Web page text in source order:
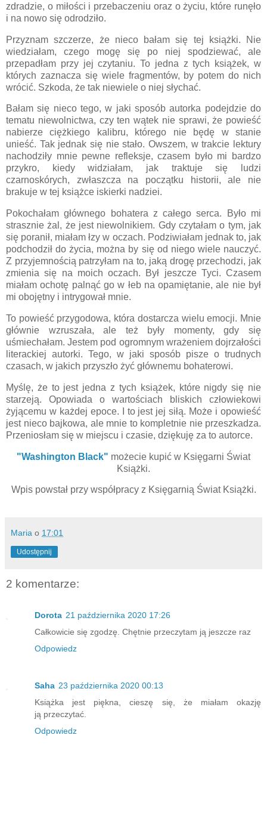
zdradzie, o miłości i przebaczeniu oraz o życiu, które runęło
i na nowo się odrodziło.
Przyznam szczerze, że nieco bałam się tej książki. Nie
wiedziałam, czego mogę się po niej spodziewać, ale
przepadłam przy jej czytaniu. To jedna z tych książek, w
których zaznacza się wiele fragmentów, by potem do nich
wrócić. Szkoda, że tak niewiele o niej słychać.
Bałam się nieco tego, w jaki sposób autorka podejdzie do
tematu niewolnictwa, czy ten wątek nie sprawi, że powieść
nabierze ciężkiego kalibru, którego nie będę w stanie
unieść. Tak jednak się nie stało. Owszem, w trakcie lektury
nachodziły mnie pewne refleksje, czasem było mi bardzo
przykro, kiedy widziałam, jak traktuje się ludzi
czarnoskórych, zwłaszcza na początku historii, ale nie
brakuje w tej książce iskierki nadziei.
Pokochałam głównego bohatera z całego serca. Było mi
strasznie żal, że jest niewolnikiem. Gdy czytałam o tym, jak
się poranił, miałam łzy w oczach. Podziwiałam jednak to, jak
podchodził do życia, można by się od niego wiele nauczyć.
Z przyjemnością patrzyłam na to, jaką drogę przechodzi, jak
zmienia się na moich oczach. Był jeszcze Tyci. Czasem
miałam ochotę palnąć go w łeb na opamiętanie, ale nie był
mi obojętny i intrygował mnie.
To powieść przygodowa, która dostarcza wielu emocji. Mnie
głównie wzruszała, ale też były momenty, gdy się
uśmiechałam. Jestem pod ogromnym wrażeniem dojrzałości
literackiej autorki. Tego, w jaki sposób pisze o trudnych
czasach, w jakich przyszło żyć głównemu bohaterowi.
Myślę, że to jest jedna z tych książek, które nigdy się nie
starzeją. Opowiada o wartościach bliskich człowiekowi
żyjącemu w każdej epoce. I to jest jej siłą. Może i opowieść
jest nieco bajkowa, ale mnie to kompletnie nie przeszkadza.
Przeniosłam się w miejscu i czasie, dziękuję za to autorce.
"Washington Black" możecie kupić w Księgarni Świat
Książki.
Wpis powstał przy współpracy z Księgarnią Świat Książki.
Maria o 17:01
Udostępnij
2 komentarze:
Dorota 21 października 2020 17:26
Całkowicie się zgodzę. Chętnie przeczytam ją jeszcze raz
Odpowiedz
Saha 23 października 2020 00:13
Książka jest piękna, cieszę się, że miałam okazję
ją przeczytać.
Odpowiedz